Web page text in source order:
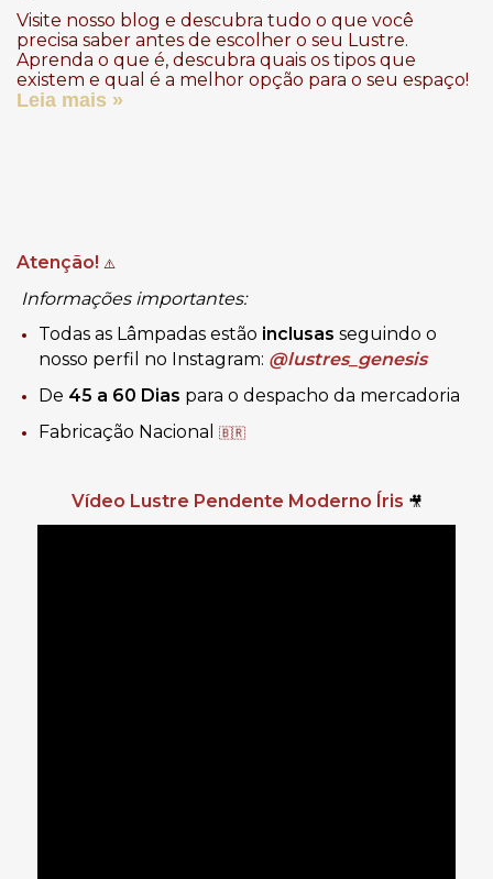
Visite nosso blog e descubra tudo o que você
precisa saber antes de escolher o seu Lustre.
Aprenda o que é, descubra quais os tipos que
existem e qual é a melhor opção para o seu espaço!
Leia mais »
Atenção! ⚠️
Informações importantes:
Todas as Lâmpadas estão inclusas seguindo o
nosso perfil no Instagram: @lustres_genesis
De 45 a 60 Dias para o despacho da mercadoria
Fabricação Nacional
🇧🇷
Vídeo Lustre Pendente Moderno Íris 🎥